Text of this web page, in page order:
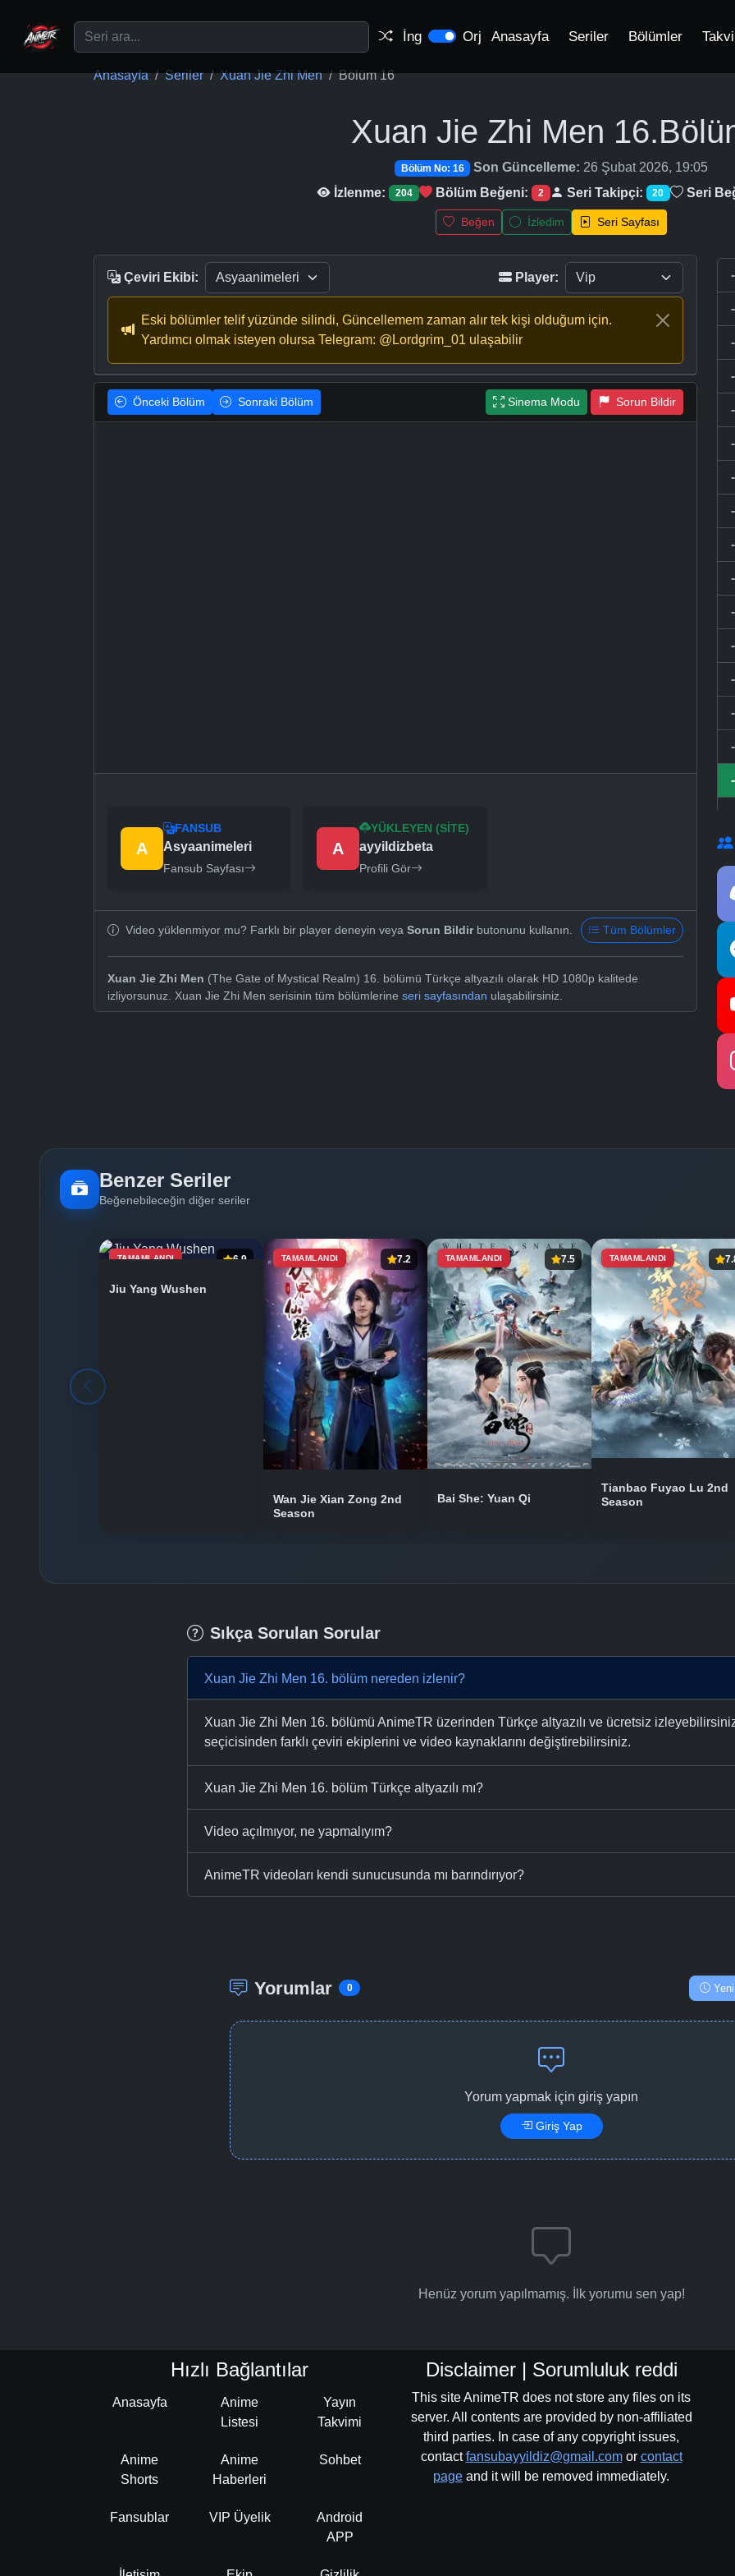
İng Orj Anasayfa Seriler Bölümler
Anasayfa Seriler Xuan Jie Zhi Men Bölüm 16
Xuan Jie Zhi Men
Bölüm No: 16 Son Güncelleme: 26 Şubat 2026, 19:05
İzlenme:
204 Bölüm Beğeni: 2 Seri Takipçi: 20 Seri
Beğen İzledim Seri Sayfası
Çeviri Ekibi: Player:
Eski bölümler telif yüzünde silindi, Güncellemem zaman alır tek kişi olduğum için.
Yardımcı olmak isteyen olursa Telegram: @Lordgrim_01 ulaşabilir
Önceki Bölüm Sonraki Bölüm Sinema Modu Sorun Bildir
A
FANSUB
Asyaanimeleri
Fansub Sayfası
A
YÜKLEYEN (SITE)
ayyildizbeta
Profili Gör
Video yüklenmiyor mu? Farklı bir player deneyin veya Sorun Bildirbutonunu kullanın. Tüm Bölümler
Xuan Jie Zhi Men (The Gate of Mystical Realm) 16. bölümü Türkçe altyazılı olarak HD 1080p kalitede
izliyorsunuz. Xuan Jie Zhi Men serisinin tüm bölümlerine seri sayfasından ulaşabilirsiniz.
-
-
-
-
-
-
-
-
-
-
-
-
-
-
-
-
-
Benzer Seriler
Beğenebileceğin diğer seriler
TAMAMLANDI 6.9
Jiu Yang Wushen
TAMAMLANDI 7.2
Wan Jie Xian Zong 2nd
Season
TAMAMLANDI 7.5
Bai She: Yuan Qi
TAMAMLANDI
Tianbao Fuyao Lu 2nd
Season
Sıkça Sorulan Sorular
Xuan Jie Zhi Men 16. bölüm nereden izlenir?
Xuan Jie Zhi Men 16. bölümü AnimeTR üzerinden Türkçe altyazılı ve ücretsiz
seçicisinden farklı çeviri ekiplerini ve video kaynaklarını değiştirebilirsiniz.
Xuan Jie Zhi Men 16. bölüm Türkçe altyazılı mı?
Video açılmıyor, ne yapmalıyım?
AnimeTR videoları kendi sunucusunda mı barındırıyor?
Yorumlar 0 Yeni
Yorum yapmak için giriş yapın
Giriş Yap
Henüz yorum yapılmamış. İlk yorumu sen yap!
Hızlı Bağlantılar
Anasayfa
Anime
Listesi
Yayın
Takvimi
Anime
Shorts
Anime
Haberleri
Sohbet
Fansublar VIP Üyelik
Android
APP
Disclaimer | Sorumluluk reddi
This site AnimeTR does not store any files on its
server. All contents are provided by non-affiliated
third parties. In case of any copyright issues,
contactfansubayyildiz@gmail.comor contact
page and it will be removed immediately.